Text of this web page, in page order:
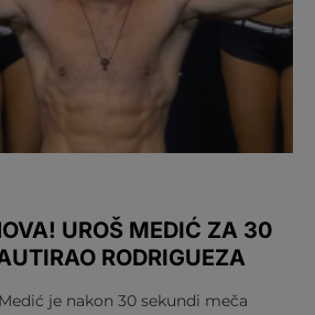
UROŠ MEDIĆ ZA 30
RODRIGUEZA
je nakon 30 sekundi meča